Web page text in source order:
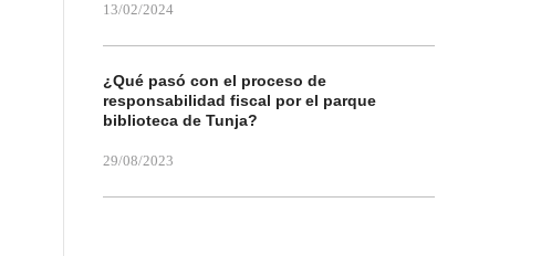
13/02/2024
¿Qué pasó con el proceso de
responsabilidad fiscal por el parque
biblioteca de Tunja?
29/08/2023